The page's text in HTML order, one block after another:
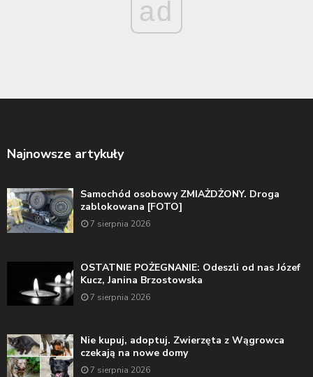
ad
Najnowsze artykuły
Samochód osobowy ZMIAŻDŻONY. Droga
zablokowana [FOTO]
7 sierpnia 2026
OSTATNIE POŻEGNANIE: Odeszli od nas Józef
Kucz, Janina Brzostowska
7 sierpnia 2026
Nie kupuj, adoptuj. Zwierzęta z Wągrowca
czekają na nowe domy
7 sierpnia 2026